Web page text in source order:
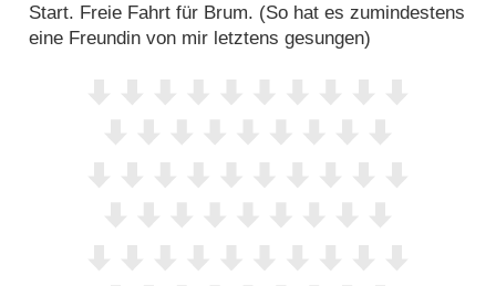
Start. Freie Fahrt für Brum. (So hat es zumindestens
eine Freundin von mir letztens gesungen)